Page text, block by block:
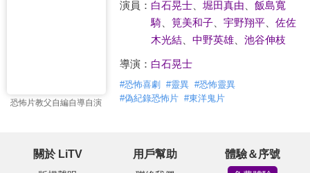
恐怖片教父自編自導自演
演員： 白石晃士、 堀田真由
飯島寬
騎、 筧美和子、 宇野翔平、 佐佐
木光結、 中野英雄、 池谷伸枝
導演： 白石晃士
#恐怖喜劇 #靈異 #恐怖靈異
#偽紀錄恐怖片 #東洋鬼片
關於 LiTV 用戶幫助 體驗＆序號